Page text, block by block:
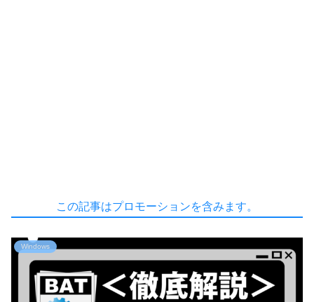
この記事はプロモーションを含みます。
Windows